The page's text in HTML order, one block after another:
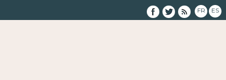
FR ES